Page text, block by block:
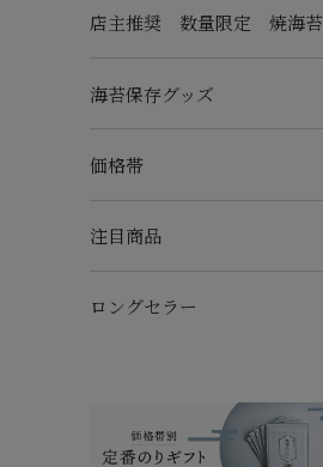
店主推奨 数量限定 焼海苔
海苔保存グッズ
価格帯
注目商品
ロングセラー